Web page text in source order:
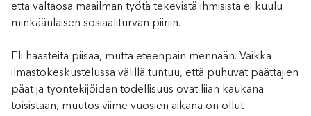
että valtaosa maailman työtä tekevistä ihmisistä ei kuulu
minkäänlaisen sosiaaliturvan piiriin.
Eli haasteita piisaa, mutta eteenpäin mennään. Vaikka
ilmastokeskustelussa välillä tuntuu, että puhuvat päättäjien
päät ja työntekijöiden todellisuus ovat liian kaukana
toisistaan, muutos viime vuosien aikana on ollut